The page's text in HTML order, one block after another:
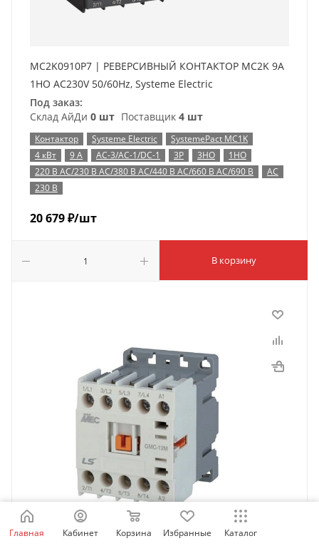
MC2K0910P7 | РЕВЕРСИВНЫЙ КОНТАКТОР MC2K 9A
1НО AC230V 50/60Hz, Systeme Electric
Под заказ:
Склад АйДи 0 шт Поставщик 4 шт
Контактор Systeme Electric
SystemePact MC1K
4 кВт
9 А AC-3/AC-1/DC-1 3P 3НО
1НО
220 В AC/230 В AC/380 В AC/440 В AC/660 В AC/690 В
AC
230 В
20 679₽/шт
В корзину
Главная Кабинет Корзина Избранные Каталог